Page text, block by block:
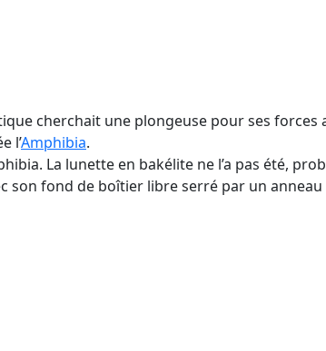
cherchait une plongeuse pour ses
l’Amphibia.
La lunette en bakélite ne l’a pas été,
son fond de boîtier libre serré par un